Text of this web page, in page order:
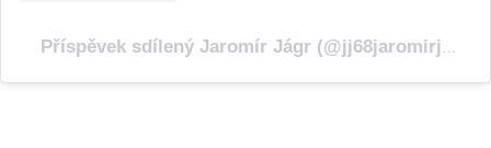
Příspěvek sdílený Jaromír Jágr (@jj68jaromirjagr)